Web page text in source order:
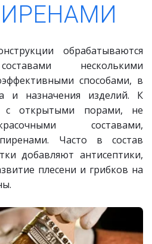
обрабатываются
несколькими
способами, в
и назначения изделий. К
с открытыми порами, не
составами,
Часто в состав
добавляют антисептики,
плесени и грибков на